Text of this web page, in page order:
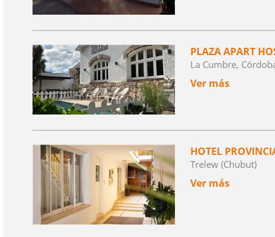
PLAZA APART
La Cumbre,
Ver más
HOTEL
Trelew (Chubut)
Ver más